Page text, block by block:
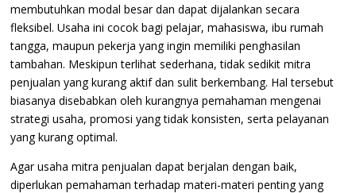
membutuhkan modal besar dan dapat dijalankan secara
fleksibel. Usaha ini cocok bagi pelajar, mahasiswa, ibu rumah
tangga, maupun pekerja yang ingin memiliki penghasilan
tambahan. Meskipun terlihat sederhana, tidak sedikit mitra
penjualan yang kurang aktif dan sulit berkembang. Hal tersebut
biasanya disebabkan oleh kurangnya pemahaman mengenai
strategi usaha, promosi yang tidak konsisten, serta pelayanan
yang kurang optimal.
Agar usaha mitra penjualan dapat berjalan dengan baik,
diperlukan pemahaman terhadap materi-materi penting yang